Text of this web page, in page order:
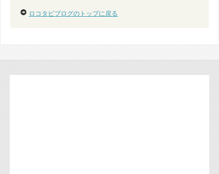
ロコタビブログのトップに戻る